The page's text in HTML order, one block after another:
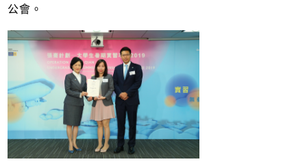
公會。